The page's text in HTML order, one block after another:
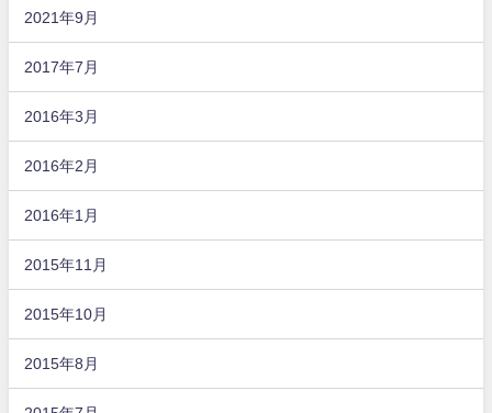
2021年9月
2017年7月
2016年3月
2016年2月
2016年1月
2015年11月
2015年10月
2015年8月